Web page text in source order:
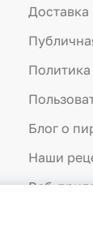
Доставка
Блог о
Наши
Веб-